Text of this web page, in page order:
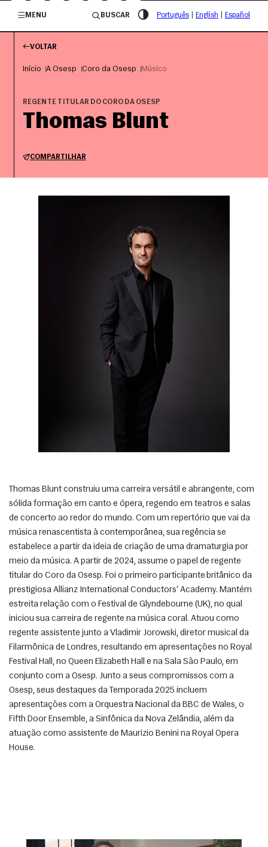
/governosp
MENU
BUSCAR Português English Español
VOLTAR
Início A Osesp Coro da Osesp Músico
REGENTE TITULAR DO CORO DA OSESP
Thomas Blunt
COMPARTILHAR
Thomas Blunt construiu uma carreira versátil e abrangente, com
sólida formação em canto e ópera, regendo em teatros e salas
de concerto ao redor do mundo. Com um repertório que vai da
música renascentista à contemporânea, sua regência se
estabelece a partir da ideia de criação de uma dramaturgia por
meio da música. A partir de 2024, assume o papel de regente
titular do Coro da Osesp. Foi o primeiro participante britânico da
prestigiosa Allianz International Conductors’ Academy. Mantém
estreita relação com o Festival de Glyndebourne (UK), no qual
iniciou sua carreira de regente na música coral. Atuou como
regente assistente junto a Vladimir Jorowski, diretor musical da
Filarmônica de Londres, resultando em apresentações no Royal
Festival Hall, no Queen Elizabeth Hall e na Sala São Paulo, em
conjunto com a Osesp. Junto a seus compromissos com a
Osesp, seus destaques da Temporada 2025 incluem
apresentações com a Orquestra Nacional da BBC de Wales, o
Fifth Door Ensemble, a Sinfônica da Nova Zelândia, além da
atuação como assistente de Maurizio Benini na Royal Opera
House.